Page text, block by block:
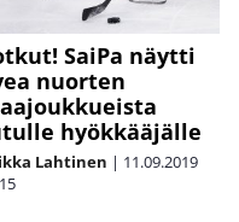
SaiPa näytti
nuorten
hyökkääjälle
Lahtinen | 11.09.2019